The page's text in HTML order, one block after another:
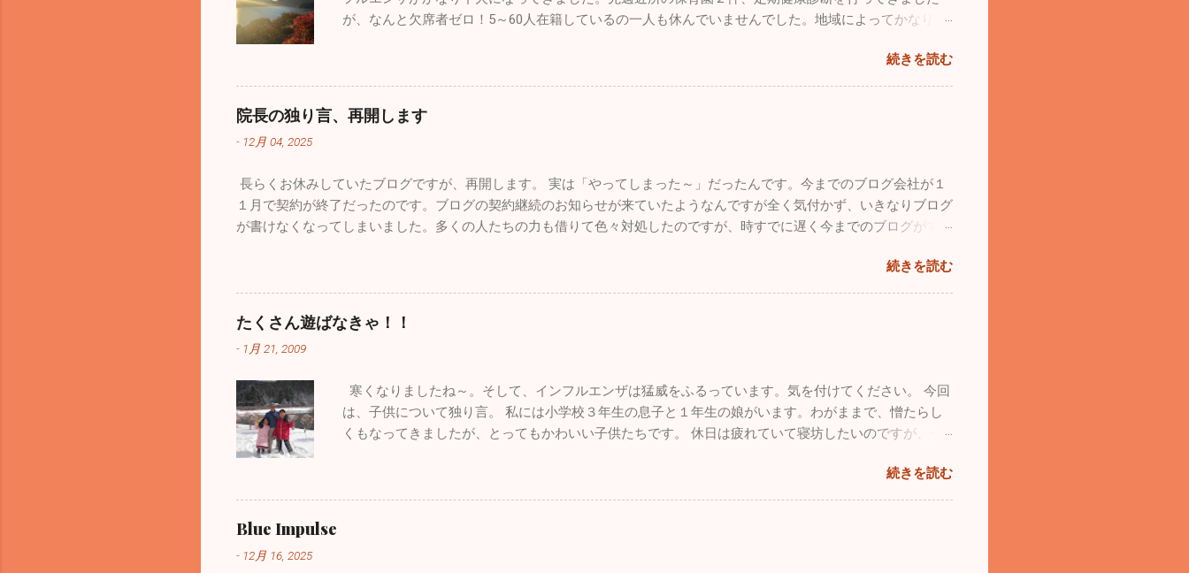
ーインパルスの現役パイロットと友人になれたことが今年最高にうれしかったことです。飛行機が大好
きで小さい時から父に連れられて多くの航空祭に行っていました。写真集や本を買い集め、プラモデル
残念ながら受験当時の視力は0.8、その頃はほとんど治っていましたが気管支喘息の持病もありまし
た。パイロットの道は断腸の思いで諦めました。空を飛ぶ憧れは捨てきれず、今はウルトラライトプレ
ーンで空を飛んでいますが、ブルーのパイロットは憧れ中の憧れ。先日松島から家族全員で自分の家に
ています。パイロットの場合、ヘルメット・フライトスーツ・Gスーツ・ブーツ・手袋、すべて自分し
か使わないものですが、私物として持ち出すこともできないし、もちろん貰うということも出来ないそ
うです。そんな中、唯一ヘルメットバイザーカバーだけ...
が、なんと欠席者ゼロ！5～60人在籍しているの一人も休んでいませんでした。地域によってかなり差
かな年末年始を迎えたいですね。 さてブログの新たな立ち上げ準備のため１１月は１回も投稿してい
ませんでしたが、１１月も色々ありました。仲良しのあの人（！？）とちょっとお出かけしてきまし
た。 みつざわ耳鼻科の長先生と紅葉カヤックツアーに出かけました。 休診日の水曜日、早朝に横浜を
出発。富士五湖の本栖湖に赴きました。紅葉の見頃で本栖湖へ行く道中も鮮やかな紅葉に気分が高揚し
ヤックは出せなくなってしまい、長先生のカヤックにタンデムで乗ることになりました。 おっさん二
人で誰もいない本栖湖をノンビリ。天気も良く富士山も近くにバッチリ見えます。気温は２℃でしたが
一生懸命オールを動かしているとあっという間に暖かくなり、汗だくになりました。湖は透けて青く、
び、お昼に山梨名物の「ほうとう」を食べて横浜に帰りました。 あまりにも楽しかったので長先生と
は「三ッ沢カヤッククラブでも立ち上げて色々な場所でカヤックをやろう」と約束し、今後も続けよう
かと思っています。 忙しい毎日ですが、やっぱり外に出て気分転換すると普段の疲れが吹っ飛びま
やらないとね♪♪ １２月に入って寒さも厳しく乾燥もひどいです。火の用心・風邪用心！家では加湿
器、そして手洗い・うがい。注意しましょうね！！
続きを読む
院長の独り言、再開します
- 12月 04, 2025
長らくお休みしていたブログですが、再開します。 実は「やってしまった～」だったんです。今までのブログ会社が１
１月で契約が終了だったのです。ブログの契約継続のお知らせが来ていたようなんですが全く気付かず、いきなりブログ
が書けなくなってしまいました。多くの人たちの力も借りて色々対処したのですが、時すでに遅く今までのブログがすべ
ました。HPを管理している会社の方も、何とか復活できないものかと一生懸命解決策を探してもらいましたが、残念な
がらダメでした。 ここで止まっても何も良いことがないのでスパッとあきらめて、１からまた心機一転、素晴らしいブ
ログになるよう頑張ります。大した情報を挙げることはできませんが、お暇なときにまたご覧になってください。 12/4
の夜にこのブログを書いていますが、インフルエンザが嘘のように収束し始めました。もちろんまだまだ罹患されている
方はいますが、１週間前の半分以下になっています。その代わり嘔吐・下痢・腹痛の感染性胃腸炎が一気に増加していま
た穏やかな正月を迎えられるかもしれません。2025年もあとわずかですが引き続き体調管理をしっかりやってくださ
い。 ブログの形式が変わったのでしばらく見づらいかもしれませんが、自分も頑張って「院長の独り言」続けていこう
と思います。どうぞよろしくお願い致します。 （一部過去のブログが残っているものもありました。残っているものは
掲載しておきます。HP左上の３本線ハンバーグアイコンをクリック、アーカイブをクリックしていただくと残っていた
続きを読む
たくさん遊ばなきゃ！！
- 1月 21, 2009
寒くなりましたね～。そして、インフルエンザは猛威をふるっています。気を付けてください。 今回
は、子供について独り言。 私には小学校３年生の息子と１年生の娘がいます。わがままで、憎たらし
くもなってきましたが、とってもかわいい子供たちです。 休日は疲れていて寝坊したいのですが、子
も、子供がパパ、パパと寄ってくるのはもう数年でしょうね。うっとうしいと思うこともあるのです
が、今遊んであげなきゃ後悔するんだろうなと思い、できる限り遊んでいます。同じような経験をして
続きを読む
Blue Impulse
- 12月 16, 2025